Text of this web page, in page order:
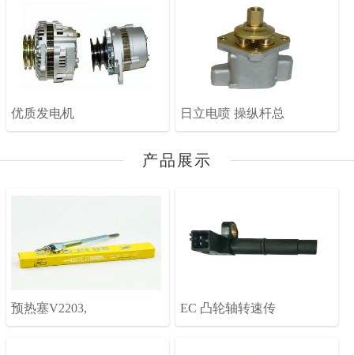
优质发电机 日立电喷 操纵杆总
产品展示
预热塞V2203, EC 凸轮轴转速传